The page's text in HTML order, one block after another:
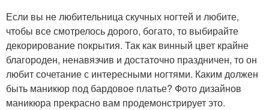
Если вы не любительница скучных ногтей и любите,
чтобы все смотрелось дорого, богато, то выбирайте
декорирование покрытия. Так как винный цвет крайне
благороден, ненавязчив и достаточно праздничен, то он
любит сочетание с интересными ногтями. Каким должен
быть маникюр под бардовое платье? Фото дизайнов
маникюра прекрасно вам продемонстрирует это.